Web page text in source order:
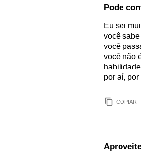
Pode
Eu sei
você
você
você não
por aí, por
COPIAR